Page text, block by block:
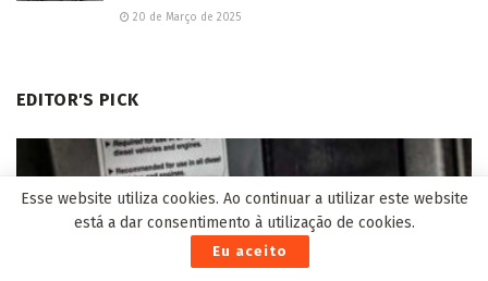
20 de Março de 2025
EDITOR'S PICK
Esse website utiliza cookies. Ao continuar a utilizar este website
está a dar consentimento à utilização de cookies.
Eu aceito